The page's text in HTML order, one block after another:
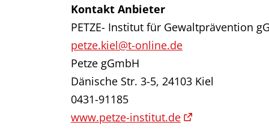
Kontakt Anbieter
PETZE- Institut für Gewaltprävention
petze.kiel@t-online.de
Petze gGmbH
Dänische Str. 3-5, 24103 Kiel
0431-91185
www.petze-institut.de